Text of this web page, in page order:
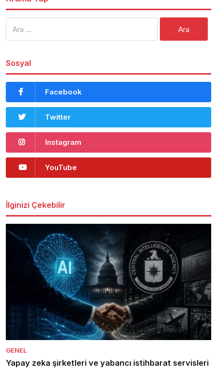
Sosyal
Facebook
Twitter
Instagram
YouTube
İlginizi Çekebilir
GENEL
Yapay zeka şirketleri ve yabancı istihbarat servisleri